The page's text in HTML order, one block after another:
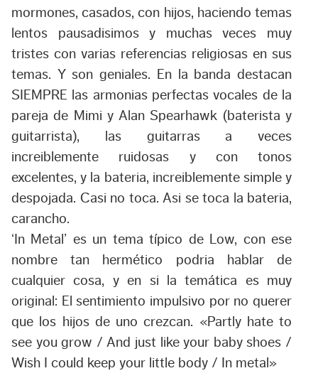
mormones, casados, con hijos, haciendo temas
lentos pausadisimos y muchas veces muy
tristes con varias referencias religiosas en sus
temas. Y son geniales. En la banda destacan
SIEMPRE las armonias perfectas vocales de la
pareja de Mimi y Alan Spearhawk (baterista y
guitarrista), las guitarras a veces
increiblemente ruidosas y con tonos
excelentes, y la bateria, increiblemente simple y
despojada. Casi no toca. Asi se toca la bateria,
carancho.
‘In Metal’ es un tema típico de Low, con ese
nombre tan hermético podria hablar de
cualquier cosa, y en si la temática es muy
original: El sentimiento impulsivo por no querer
que los hijos de uno crezcan. «Partly hate to
see you grow / And just like your baby shoes /
Wish I could keep your little body / In metal»